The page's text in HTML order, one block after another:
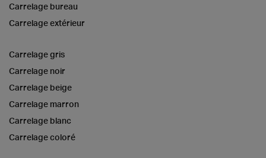
Carrelage bureau
Carrelage extérieur
Carrelage gris
Carrelage noir
Carrelage beige
Carrelage marron
Carrelage blanc
Carrelage coloré